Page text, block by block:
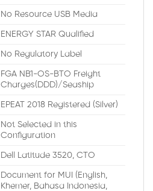
No Resource USB Media
ENERGY STAR Qualified
No Regulatory Label
FGA NB1-OS-BTO Freight
Charges(DDD)/Seaship
EPEAT 2018 Registered (Silver)
Not Selected in this
Configuration
Dell Latitude 3520, CTO
Document for MUI (English,
Khemer, Bahasa Indonesia,